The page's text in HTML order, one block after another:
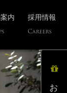
内 採用情報
Careers
お仕立券